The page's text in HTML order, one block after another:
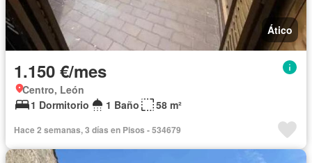
Ático
1.150 €/mes
Centro, León
1 Dormitorio
1 Baño 58 m²
Hace 2 semanas, 3 días en Pisos - 534679